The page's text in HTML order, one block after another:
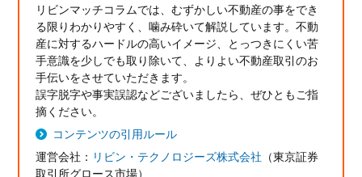
リビンマッチコラムでは、むずかしい不動産の事をでき
る限りわかりやすく、噛み砕いて解説しています。不動
産に対するハードルの高いイメージ、とっつきにくい苦
手意識を少しでも取り除いて、よりよい不動産取引のお
手伝いをさせていただきます。
誤字脱字や事実誤認などございましたら、ぜひともご指
摘ください。
コンテンツの引用ルール
運営会社： リビン・テクノロジーズ株式会社 （東京証券
取引所グロース市場）